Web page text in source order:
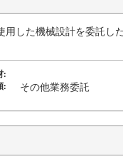
用した機械設計を委託し
:
:
その他業務委託